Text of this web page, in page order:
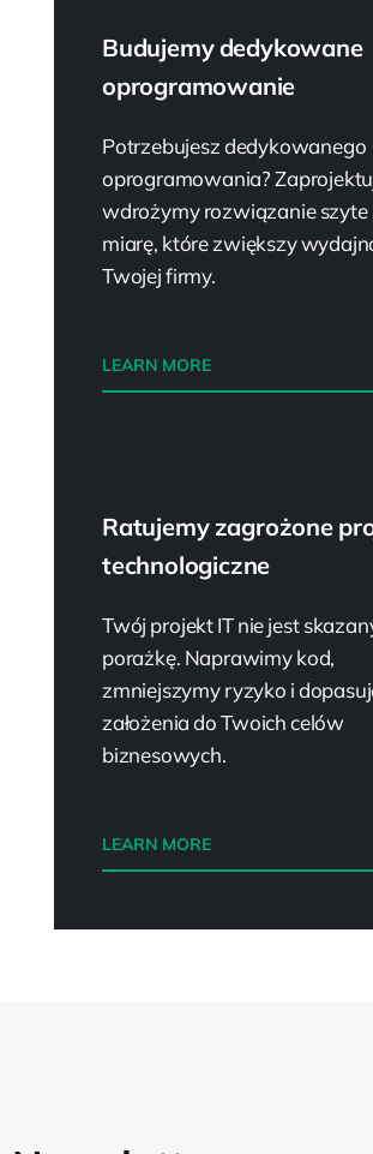
Budujemy dedykowane
oprogramowanie
Potrzebujesz dedykowanego
oprogramowania?
wdrożymy rozwiązanie szyte
miarę, które zwiększy
Twojej firmy.
LEARN MORE
Ratujemy zagrożone
technologiczne
Twój projekt IT nie jest
porażkę. Naprawimy kod,
zmniejszymy ryzyko i
założenia do Twoich celów
biznesowych.
LEARN MORE